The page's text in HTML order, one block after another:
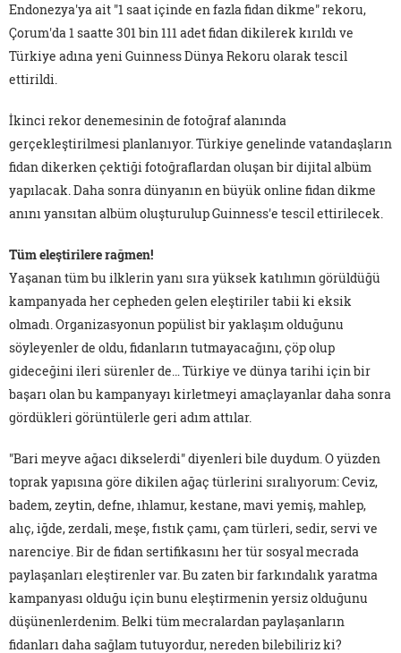
Endonezya'ya ait "1 saat içinde en fazla fidan dikme" rekoru,
Çorum'da 1 saatte 301 bin 111 adet fidan dikilerek kırıldı ve
Türkiye adına yeni Guinness Dünya Rekoru olarak tescil
ettirildi.
İkinci rekor denemesinin de fotoğraf alanında
gerçekleştirilmesi planlanıyor. Türkiye genelinde vatandaşların
fidan dikerken çektiği fotoğraflardan oluşan bir dijital albüm
yapılacak. Daha sonra dünyanın en büyük online fidan dikme
anını yansıtan albüm oluşturulup Guinness'e tescil ettirilecek.
Tüm eleştirilere rağmen!
Yaşanan tüm bu ilklerin yanı sıra yüksek katılımın görüldüğü
kampanyada her cepheden gelen eleştiriler tabii ki eksik
olmadı. Organizasyonun popülist bir yaklaşım olduğunu
söyleyenler de oldu, fidanların tutmayacağını, çöp olup
gideceğini ileri sürenler de… Türkiye ve dünya tarihi için bir
başarı olan bu kampanyayı kirletmeyi amaçlayanlar daha sonra
gördükleri görüntülerle geri adım attılar.
"Bari meyve ağacı dikselerdi" diyenleri bile duydum. O yüzden
toprak yapısına göre dikilen ağaç türlerini sıralıyorum: Ceviz,
badem, zeytin, defne, ıhlamur, kestane, mavi yemiş, mahlep,
alıç, iğde, zerdali, meşe, fıstık çamı, çam türleri, sedir, servi ve
narenciye. Bir de fidan sertifikasını her tür sosyal mecrada
paylaşanları eleştirenler var. Bu zaten bir farkındalık yaratma
kampanyası olduğu için bunu eleştirmenin yersiz olduğunu
düşünenlerdenim. Belki tüm mecralardan paylaşanların
fidanları daha sağlam tutuyordur, nereden bilebiliriz ki?